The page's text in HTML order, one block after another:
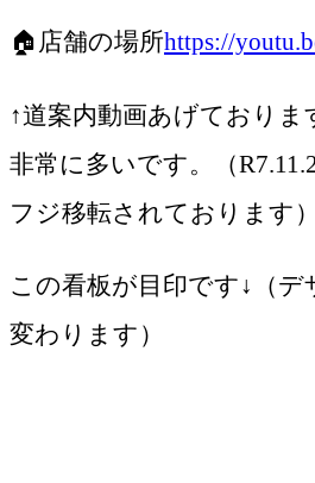
🏠店舗の場所https://
↑道案内動画あげておりま
非常に多いです。（
フジ移転されております）
この看板が目印です↓（デ
変わります）